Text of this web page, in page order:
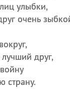
улыбки,
очень
друг,
страну.